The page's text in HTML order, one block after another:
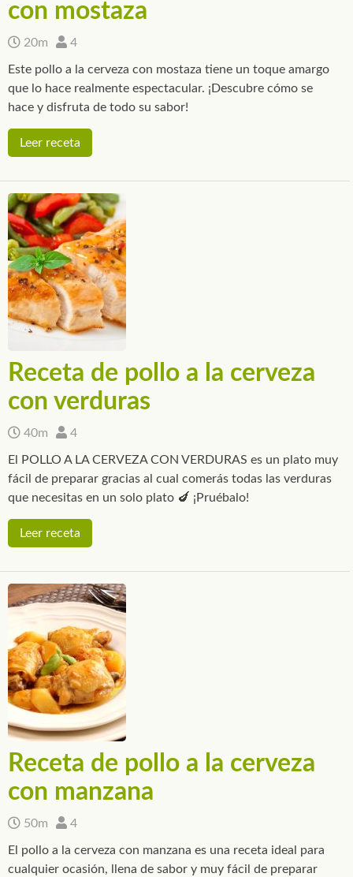
con mostaza
20m 4
Este pollo a la cerveza con mostaza tiene un toque amargo
que lo hace realmente espectacular. ¡Descubre cómo se
hace y disfruta de todo su sabor!
Leer receta
Receta de pollo a la cerveza
con verduras
40m 4
El POLLO A LA CERVEZA CON VERDURAS es un plato muy
fácil de preparar gracias al cual comerás todas las verduras
que necesitas en un solo plato 🍆 ¡Pruébalo!
Leer receta
Receta de pollo a la cerveza
con manzana
50m 4
El pollo a la cerveza con manzana es una receta ideal para
cualquier ocasión, llena de sabor y muy fácil de preparar